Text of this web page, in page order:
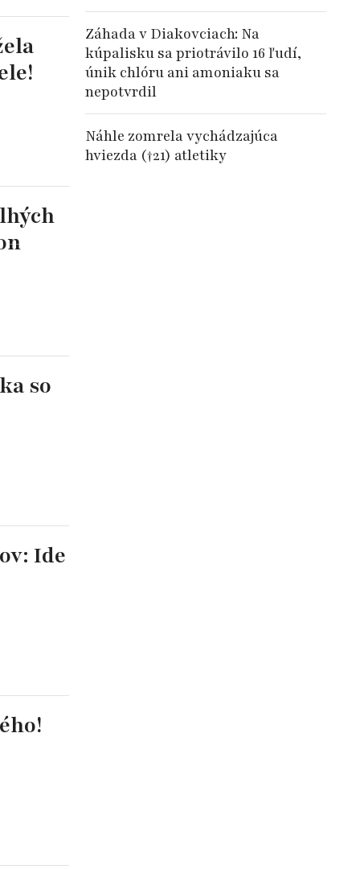
so
Ide
Záhada v Diakovciach: Na
kúpalisku sa priotrávilo 16 ľudí,
únik chlóru ani amoniaku sa
nepotvrdil
Náhle zomrela vychádzajúca
hviezda (†21) atletiky